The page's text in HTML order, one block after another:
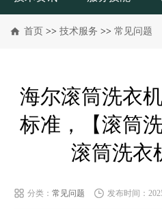
首页 >> 技术服务 >> 常见问题
海尔滚筒洗衣
标准，【滚筒
滚筒洗衣
分类： 常见问题 发布时间：